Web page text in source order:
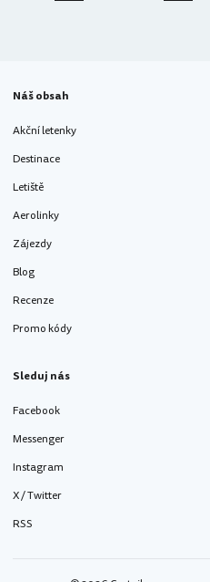
Náš obsah
Akční letenky
Destinace
Letiště
Aerolinky
Zájezdy
Blog
Recenze
Promo kódy
Sleduj nás
Facebook
Messenger
Instagram
X / Twitter
RSS